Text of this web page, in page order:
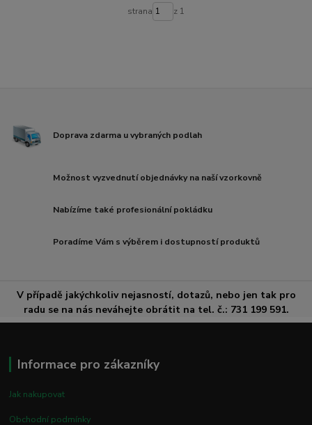
strana z 1
Doprava zdarma u vybraných podlah
Možnost vyzvednutí objednávky na naší vzorkovně
Nabízíme také profesionální pokládku
Poradíme Vám s výběrem i dostupností produktů
V případě jakýchkoliv nejasností, dotazů, nebo jen tak pro
radu se na nás neváhejte obrátit na tel. č.: 731 199 591.
Informace pro zákazníky
Jak nakupovat
Obchodní podmínky